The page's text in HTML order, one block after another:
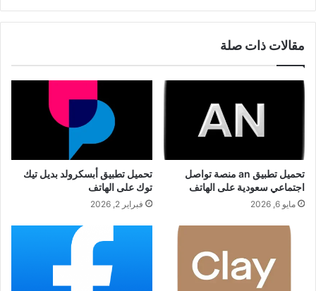
مقالات ذات صلة
تحميل تطبيق an منصة تواصل
اجتماعي سعودية على الهاتف
مايو 6, 2026
تحميل تطبيق أبسكرولد بديل تيك
توك على الهاتف
فبراير 2, 2026